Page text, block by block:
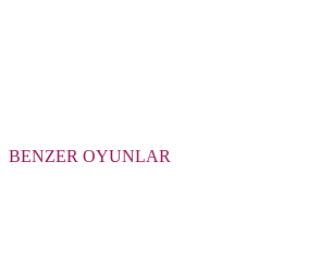
BENZER OYUNLAR